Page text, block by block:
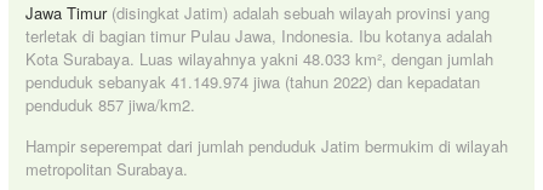
Jawa Timur(disingkat Jatim) adalah sebuah wilayah provinsi yang
terletak di bagian timur Pulau Jawa, Indonesia. Ibu kotanya adalah
Kota Surabaya. Luas wilayahnya yakni 48.033 km², dengan jumlah
penduduk sebanyak 41.149.974 jiwa (tahun 2022) dan kepadatan
penduduk 857 jiwa/km2.
Hampir seperempat dari jumlah penduduk Jatim bermukim di wilayah
metropolitan Surabaya.